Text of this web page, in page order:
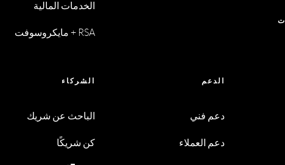
الخدمات المالية
RSA + مايكروسوفت
الدعم
دعم فني
دعم العملاء
الشركاء
الباحث عن شريك
كن شريكًا